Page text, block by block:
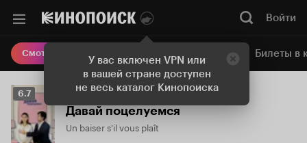
У вас включен VPN или
в вашей стране доступен
не весь каталог Кинопоиска
Войти
Смотреть кино Онлайн-кинотеатр Билеты в
Рейтинг
Кинопоиска
6.7
6.7
Давай поцелуемся
Un baiser s'il vous plaît